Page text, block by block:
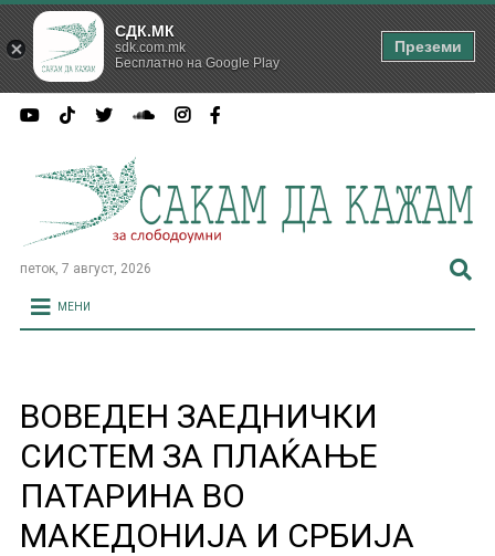
петок, 7 август, 2026
МЕНИ
ВОВЕДЕН ЗАЕДНИЧКИ
СИСТЕМ ЗА ПЛАЌАЊЕ
ПАТАРИНА ВО
МАКЕДОНИЈА И СРБИЈА
СДК.МК
sdk.com.mk
Бесплатно на Google Play
Преземи